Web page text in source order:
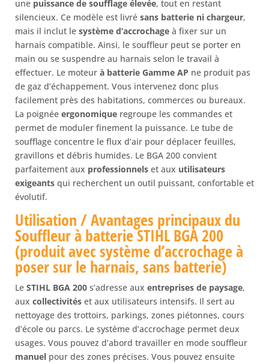
harnais,
sans
batterie)
Gamme
AP
une puissance de soufflage élevée, tout en restant
silencieux. Ce modèle est livré sans batterie ni chargeur,
mais il inclut le système d’accrochage à fixer sur un
harnais compatible. Ainsi, le souffleur peut se porter en
main ou se suspendre au harnais selon le travail à
effectuer. Le moteur à batterie Gamme AP ne produit pas
de gaz d’échappement. Vous intervenez donc plus
facilement près des habitations, commerces ou bureaux.
La poignée ergonomique regroupe les commandes et
permet de moduler finement la puissance. Le tube de
soufflage concentre le flux d’air pour déplacer feuilles,
gravillons et débris humides. Le BGA 200 convient
parfaitement aux professionnels et aux utilisateurs
exigeants qui recherchent un outil puissant, confortable et
évolutif.
Utilisation / Avantages principaux du
Souffleur à batterie STIHL BGA 200
(produit avec système d’accrochage à
poser sur le harnais, sans batterie)
Le STIHL BGA 200 s’adresse aux entreprises de paysage,
aux collectivités et aux utilisateurs intensifs. Il sert au
nettoyage des trottoirs, parkings, zones piétonnes, cours
d’école ou parcs. Le système d’accrochage permet deux
usages. Vous pouvez d’abord travailler en mode souffleur
manuel pour des zones précises. Vous pouvez ensuite